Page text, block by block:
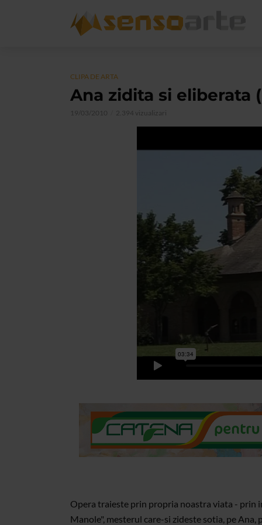
CLIPA DE ARTA
Ana zidita si eliberata
19/03/2010 2.394 vizualizari
Opera traieste prin propria noastra viata - prin
Manole", mesterul care-si zideste sotia, pe